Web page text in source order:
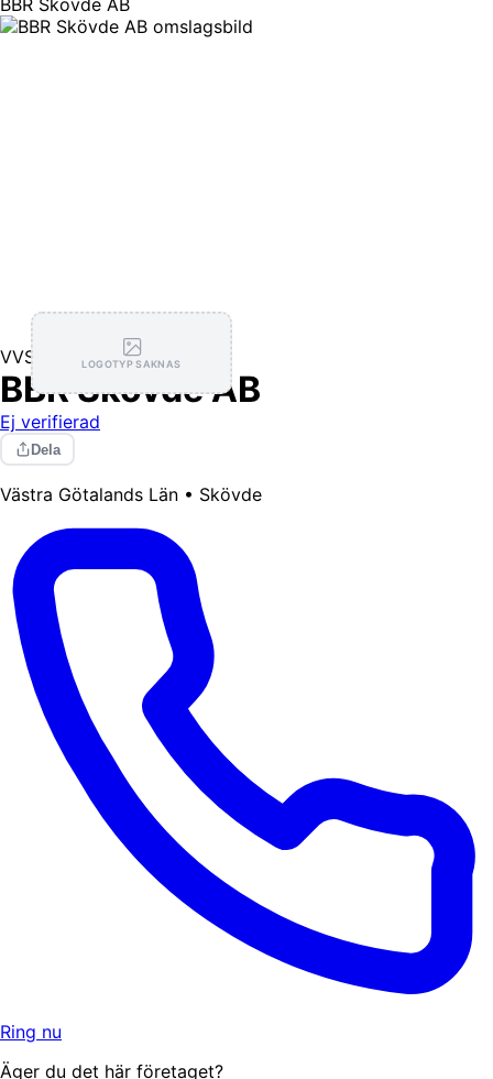
BBR Skövde AB
LOGOTYP SAKNAS
VVS
BBR Skövde AB
Ej verifierad
Dela
Västra Götalands Län • Skövde
Ring nu
Äger du det här företaget?